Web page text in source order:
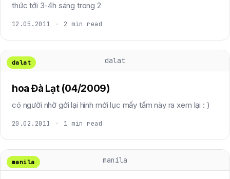
thức tới 3-4h sáng trong 2
12.05.2011 · 2 min read
dalat
dalat
hoa Đà Lạt (04/2009)
có người nhờ gởi lại hình mới lục mấy tấm này ra xem lại : )
20.02.2011 · 1 min read
manila
manila